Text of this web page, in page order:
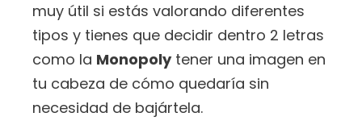
muy útil si estás valorando diferentes
tipos y tienes que decidir dentro 2 letras
como la Monopolytener una imagen en
tu cabeza de cómo quedaría sin
necesidad de bajártela.